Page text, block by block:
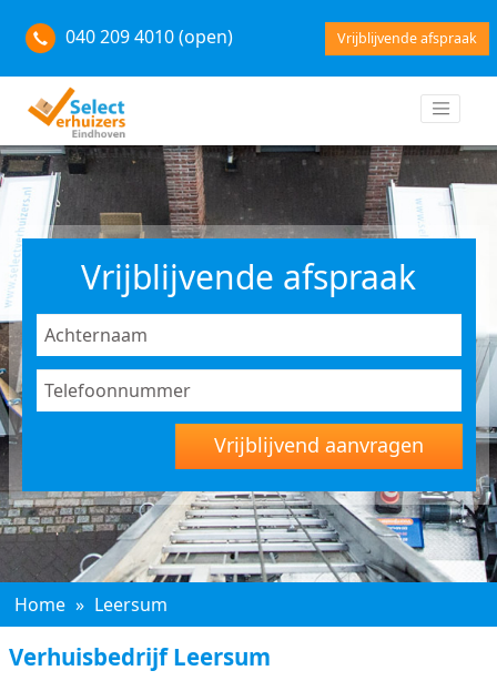
040 209 4010 (open) Vrijblijvende afspraak
Vrijblijvende afspraak
Vrijblijvend aanvragen
Home » Leersum
Verhuisbedrijf Leersum